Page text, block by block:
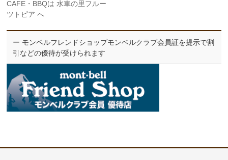
CAFE・BBQは 水車の里フルー
ツトピア へ
ー モンベルフレンドショップモンベルクラブ会員証を提示で割
引などの優待が受けられます